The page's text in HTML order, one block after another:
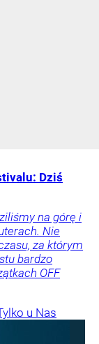
Dziś
na górę i
Nie
za którym
bardzo
OFF
u Nas